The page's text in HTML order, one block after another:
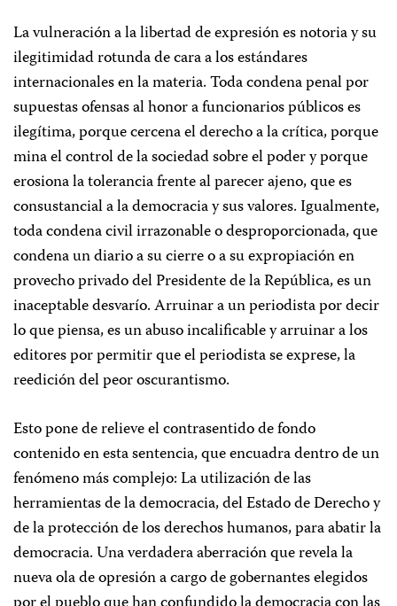
La vulneración a la libertad de expresión es notoria y su
ilegitimidad rotunda de cara a los estándares
internacionales en la materia. Toda condena penal por
supuestas ofensas al honor a funcionarios públicos es
ilegítima, porque cercena el derecho a la crítica, porque
mina el control de la sociedad sobre el poder y porque
erosiona la tolerancia frente al parecer ajeno, que es
consustancial a la democracia y sus valores. Igualmente,
toda condena civil irrazonable o desproporcionada, que
condena un diario a su cierre o a su expropiación en
provecho privado del Presidente de la República, es un
inaceptable desvarío. Arruinar a un periodista por decir
lo que piensa, es un abuso incalificable y arruinar a los
editores por permitir que el periodista se exprese, la
reedición del peor oscurantismo.
Esto pone de relieve el contrasentido de fondo
contenido en esta sentencia, que encuadra dentro de un
fenómeno más complejo: La utilización de las
herramientas de la democracia, del Estado de Derecho y
de la protección de los derechos humanos, para abatir la
democracia. Una verdadera aberración que revela la
nueva ola de opresión a cargo de gobernantes elegidos